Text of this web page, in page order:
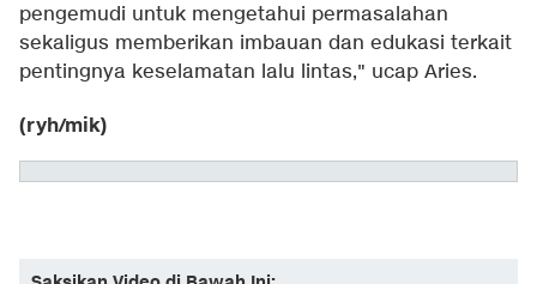
pengemudi untuk mengetahui permasalahan
sekaligus memberikan imbauan dan edukasi terkait
pentingnya keselamatan lalu lintas," ucap Aries.
(ryh/mik)